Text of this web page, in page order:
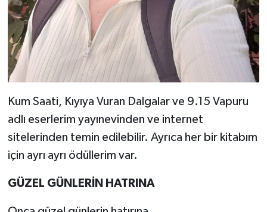
Kum Saati, Kıyıya Vuran Dalgalar ve 9.15 Vapuru
adlı eserlerim yayınevinden ve internet
sitelerinden temin edilebilir. Ayrıca her bir kitabım
için ayrı ayrı ödüllerim var.
GÜZEL GÜNLERİN HATRINA